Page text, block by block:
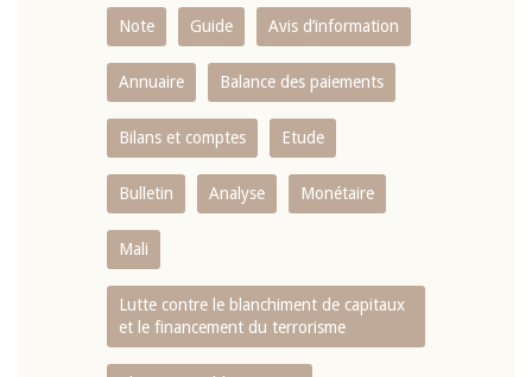
Note Guide Avis d’information
Annuaire Balance des paiements
Bilans et comptes Etude
Bulletin Analyse Monétaire
Mali
Lutte contre le blanchiment de capitaux
et le financement du terrorisme